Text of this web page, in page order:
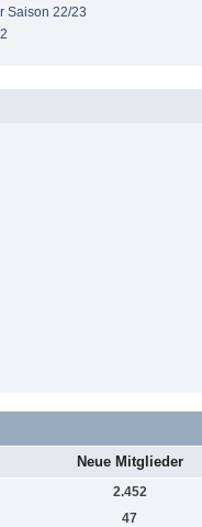
Saison 22/23
Neue Mitglieder
2.452
47